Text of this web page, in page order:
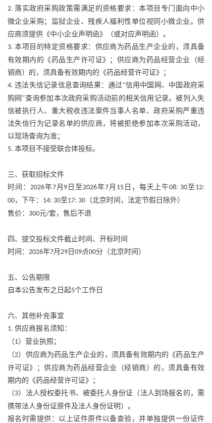
2.落实政府采购政策需满足的资格要求：本项目专门面向中小
微企业采购；监狱企业、残疾人福利性单位视同小微企业。供
应商须提供《中小企业声明函》（或对应声明函）。
3.本项目的特定资格要求：供应商为药品生产企业的，须具备
有效期内的《药品生产许可证》；供应商为药品经营企业（经
销商）的，须具备有效期内的《药品经营许可证》；
4.违法失信记录信息查询结果：通过“信用中国网、中国政府采
购网”查询参加本次政府采购活动前的相关信用记录。被列入失
信被执行人、重大税收违法案件当事人名单、政府采购严重违
法失信行为记录名单的供应商，将被拒绝参加本次采购活动，
以现场查询为准；
5. 本项目不接受联合体投标。
三、获取招标文件
时间： 2026年7月 9 日至2026年7月 15日，每天上午08: 30至 12:
00，下午： 14: 30至17: 30 （北京时间，法定节假日除外）
售价： 300元/套，售后不退
四、提交投标文件截止时间、开标时间
时间： 2026年7月 29 日 09点00分（北京时间）
五、公告期限
自本公告发布之日起5个工作日
六、其他补充事宜
1. 供应商报名须知：
（1）营业执照；
（2）供应商为药品生产企业的，须具备有效期内的《药品生产
许可证》；供应商为药品经营企业（经销商）的，须具备有效
期内的《药品经营许可证》；
（3）法人授权委托书、被委托人身份证（法人到场报名的，需
携带法人身份证原件及法人身份证明）。
报名时需提供：以上证件原件以备查验，并单独提供一份证件